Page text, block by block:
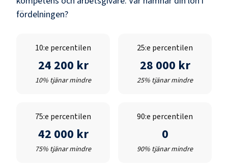
fördelningen?
10:e percentilen
24 200 kr
10% tjänar mindre
25:e percentilen
28 000 kr
25% tjänar mindre
75:e percentilen
42 000 kr
75% tjänar mindre
90:e percentilen
0
90% tjänar mindre